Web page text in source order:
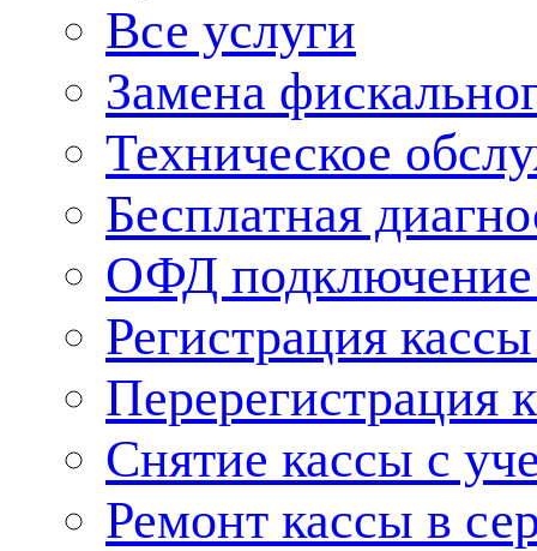
Все услуги
Замена
Техническое
Бесплатная
ОФД подключение
Регистрация
Снятие кассы с
Ремонт кассы в